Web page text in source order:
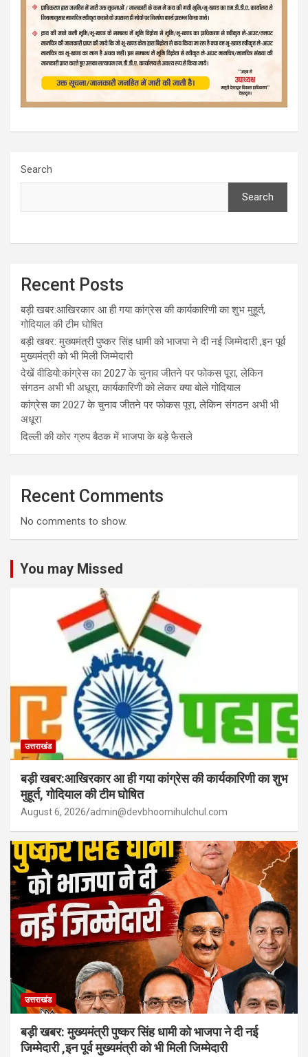
Search
Search
Recent Posts
बड़ी खबर:आखिरकार आ ही गया कांग्रेस की कार्यकारिणी का शुभ मुहूर्त,
गोदियाल की टीम घोषित
बड़ी खबर: मुख्यमंत्री पुष्कर सिंह धामी को भाजपा ने दी नई जिम्मेदारी ,इन पूर्व
मुख्यमंत्री को भी मिली जिम्मेदारी
देखें वीडियो:कांग्रेस का 2027 के चुनाव जीतने पर फोकस पूरा, लेकिन
संगठन अभी भी अधूरा, कार्यकारिणी को लेकर क्या बोले गोदियाल
कांग्रेस का 2027 के चुनाव जीतने पर फोकस पूरा, लेकिन संगठन अभी भी
अधूरा
दिल्ली की कोर ग्रुप बैठक में भाजपा के बड़े फैसले
Recent Comments
No comments to show.
You may Missed
उत्तराखंड
बड़ी खबर:आखिरकार आ ही गया कांग्रेस की कार्यकारिणी का शुभ
मुहूर्त, गोदियाल की टीम घोषित
August 6, 2026 admin@devbhoomihulchul.com
उत्तराखंड
बड़ी खबर: मुख्यमंत्री पुष्कर सिंह धामी को भाजपा ने दी नई
जिम्मेदारी ,इन पूर्व मुख्यमंत्री को भी मिली जिम्मेदारी